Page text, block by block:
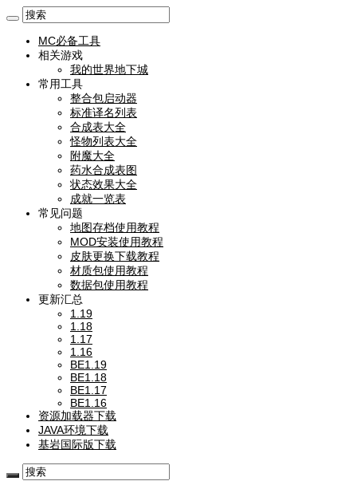
MC必备工具
相关游戏
我的世界地下城
常用工具
整合包启动器
标准译名列表
合成表大全
怪物列表大全
附魔大全
药水合成表图
状态效果大全
成就一览表
常见问题
地图存档使用教程
MOD安装使用教程
皮肤更换下载教程
材质包使用教程
数据包使用教程
更新汇总
1.19
1.18
1.17
1.16
BE1.19
BE1.18
BE1.17
BE1.16
资源加载器下载
JAVA环境下载
基岩国际版下载